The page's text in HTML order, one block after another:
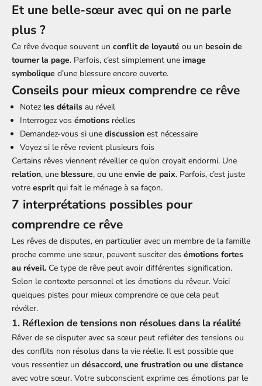
Et une belle-sœur avec qui on ne parle
plus ?
Ce rêve évoque souvent un conflit de loyauté ou un besoin de
tourner la page. Parfois, c’est simplement une image
symbolique d’une blessure encore ouverte.
Conseils pour mieux comprendre ce rêve
Notez les détails au réveil
Interrogez vos émotions réelles
Demandez-vous si une discussion est nécessaire
Voyez si le rêve revient plusieurs fois
Certains rêves viennent réveiller ce qu’on croyait endormi. Une
relation, une blessure, ou une envie de paix. Parfois, c’est juste
votre espritqui fait le ménage à sa façon.
7 interprétations possibles pour
comprendre ce rêve
Les rêves de disputes, en particulier avec un membre de la famille
proche comme une sœur, peuvent susciter des émotions fortes
au réveil. Ce type de rêve peut avoir différentes signification.
Selon le contexte personnel et les émotions du rêveur. Voici
quelques pistes pour mieux comprendre ce que cela peut
révéler.
1. Réflexion de tensions non résolues dans la réalité
Rêver de se disputer avec sa sœur peut refléter des tensions ou
des conflits non résolus dans la vie réelle. Il est possible que
vous ressentiez un désaccord, une frustration ou une distance
avec votre sœur. Votre subconscient exprime ces émotions par le